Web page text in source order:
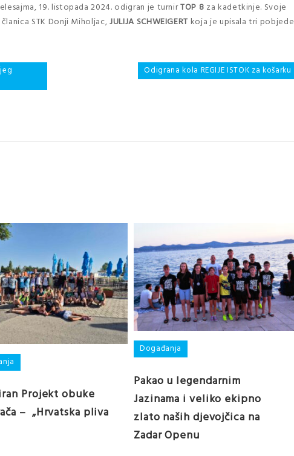
19. listopada 2024. odigran je turnirTOP 8 za kadetkinje. Svoje
STK Donji Miholjac,JULIJA SCHWEIGERT koja je upisala tri pobjede
Odigrana kola REGIJE ISTOK za košarku
Projekt obuke
– „Hrvatska pliva
Događanja
Pakao u legendarnim
Jazinama i veliko ekipno
zlato naših djevojčica na
Zadar Openu